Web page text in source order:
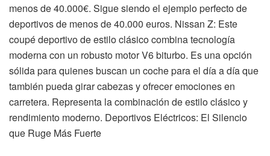
menos de 40.000€. Sigue siendo el ejemplo perfecto de
deportivos de menos de 40.000 euros. Nissan Z: Este
coupé deportivo de estilo clásico combina tecnología
moderna con un robusto motor V6 biturbo. Es una opción
sólida para quienes buscan un coche para el día a día que
también pueda girar cabezas y ofrecer emociones en
carretera. Representa la combinación de estilo clásico y
rendimiento moderno. Deportivos Eléctricos: El Silencio
que Ruge Más Fuerte